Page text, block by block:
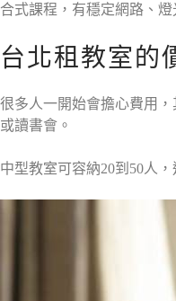
合式課程，有穩定網路、
台北租教室的
很多人一開始會擔心費用
或讀書會。
中型教室可容納20到50人